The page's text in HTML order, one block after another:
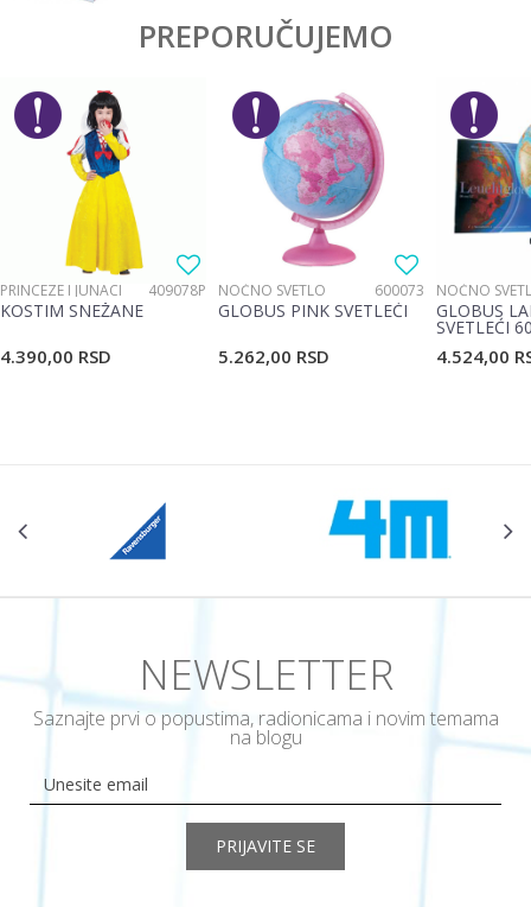
PREPORUČUJEMO
PRINCEZE I JUNACI 409078P
KOSTIM SNEŽANE
4.390,00 RSD
NOĆNO SVETLO 600073
GLOBUS PINK SVETLEĆI
5.262,00 RSD
NOĆNO
GLOBUS
SVETLEĆI
4.524,00
NEWSLETTER
Saznajte prvi o popustima, radionicama i novim temama
na blogu
PRIJAVITE SE